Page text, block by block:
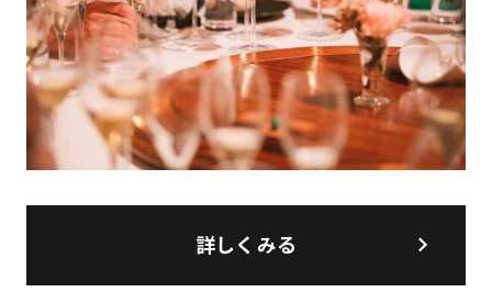
詳しくみる